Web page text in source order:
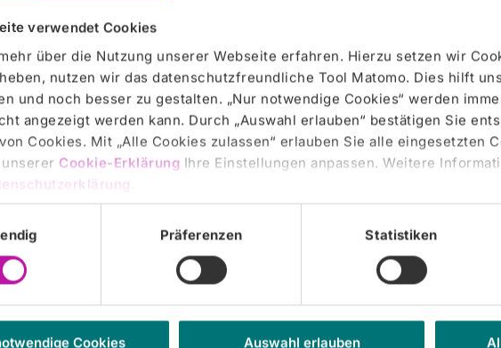
verwendet Cookies
über die Nutzung unserer Webseite erfahren. Hierzu setzen wir
nutzen wir das datenschutzfreundliche Tool Matomo. Dies hilft
und noch besser zu gestalten. „Nur notwendige Cookies“ werden
angezeigt werden kann. Durch „Auswahl erlauben“ bestätigen Sie
Cookies. Mit „Alle Cookies zulassen“ erlauben Sie alle eingesetzten
Cookie-Erklärung Ihre Einstellungen anpassen. Weitere
Präferenzen Statistiken
Cookies Auswahl erlauben
gibt's im
reguläre Veranstaltungen, u. a. zu Herz- und Gefäßerkrankungen
als Videomitschnitte und/oder Podcasts hier auf der Webseite unter
Freche Fragenzu finden.